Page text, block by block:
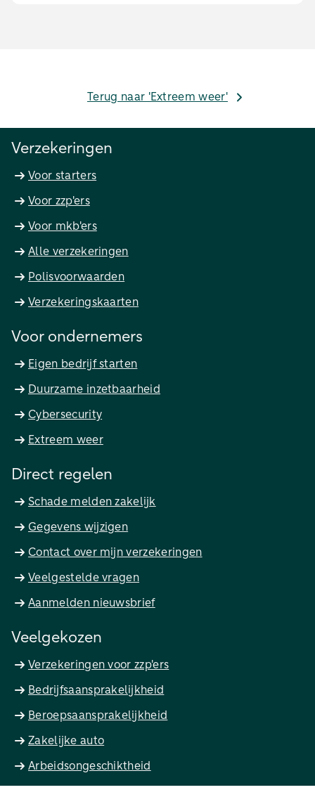
Terug naar 'Extreem weer'
Verzekeringen
Voor starters
Voor zzp'ers
Voor mkb'ers
Alle verzekeringen
Polisvoorwaarden
Verzekeringskaarten
Voor ondernemers
Eigen bedrijf starten
Duurzame inzetbaarheid
Cybersecurity
Extreem weer
Direct regelen
Schade melden zakelijk
Gegevens wijzigen
Contact over mijn verzekeringen
Veelgestelde vragen
Aanmelden nieuwsbrief
Veelgekozen
Verzekeringen voor zzp'ers
Bedrijfsaansprakelijkheid
Beroepsaansprakelijkheid
Zakelijke auto
Arbeidsongeschiktheid